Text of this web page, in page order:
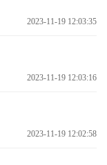
2023-11-19 12:03:35
2023-11-19 12:03:16
2023-11-19 12:02:58